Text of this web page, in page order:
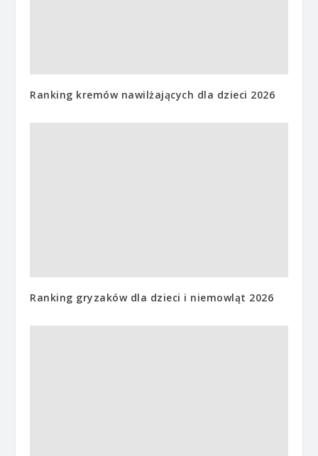
Ranking kremów nawilżających dla dzieci 2026
Ranking gryzaków dla dzieci i niemowląt 2026